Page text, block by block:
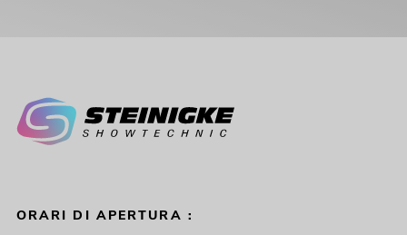
ORARI DI APERTURA :